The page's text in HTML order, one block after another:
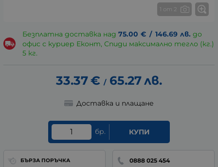
1 от 2
Безплатна доставка над 75.00 € / 146.69 лв. до
офис с куриер Еконт, Спиди максимално тегло (кг.)
5 кг.
33.37€ / 65.27лв.
Доставка и плащане
бр. КУПИ
БЪРЗА ПОРЪЧКА 0888 025 454